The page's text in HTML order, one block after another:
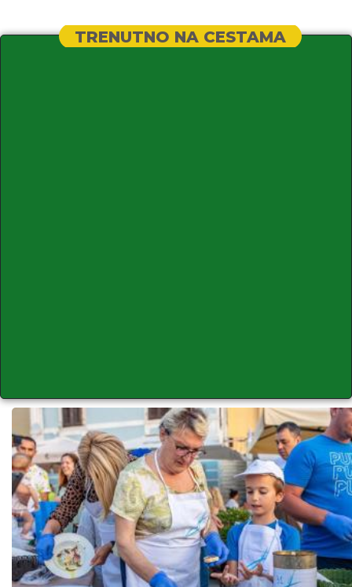
TRENUTNO NA CESTAMA